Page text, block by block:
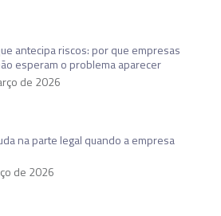
antecipa riscos: por que empresas
esperam o problema aparecer
de 2026
na parte legal quando a empresa
de 2026